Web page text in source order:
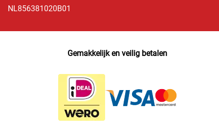
NL856381020B01
Gemakkelijk en veilig betalen